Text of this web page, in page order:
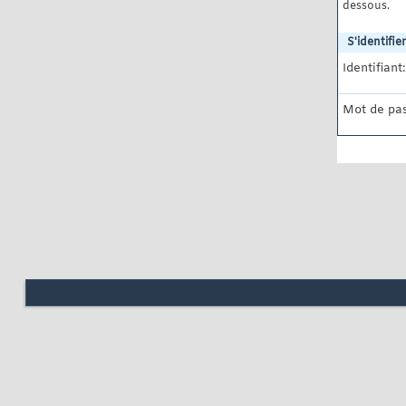
dessous.
S'identifier
Identifiant:
Mot de